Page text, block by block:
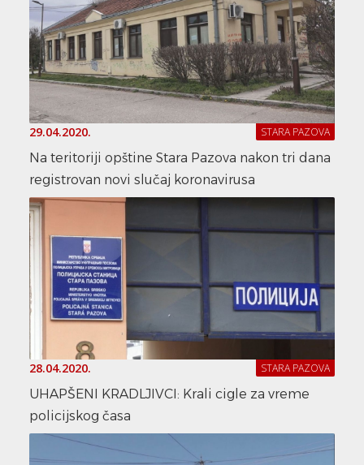
29.04.2020. STARA PAZOVA
Na teritoriji opštine Stara Pazova nakon tri dana
registrovan novi slučaj koronavirusa
28.04.2020. STARA PAZOVA
UHAPŠENI KRADLJIVCI: Krali cigle za vreme
policijskog časa